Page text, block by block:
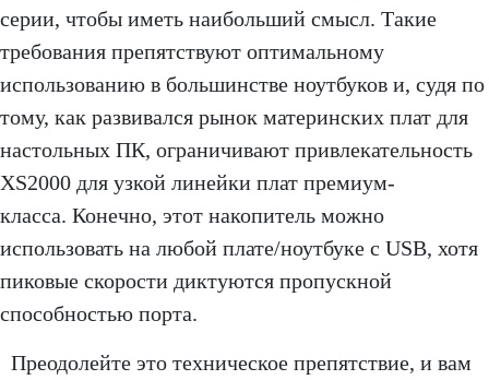
серии, чтобы иметь наибольший смысл. Такие
требования препятствуют оптимальному
использованию в большинстве ноутбуков и, судя по
тому, как развивался рынок материнских плат для
настольных ПК, ограничивают привлекательность
XS2000 для узкой линейки плат премиум-
класса. Конечно, этот накопитель можно
использовать на любой плате/ноутбуке с USB, хотя
пиковые скорости диктуются пропускной
способностью порта.
Преодолейте это техническое препятствие, и вам